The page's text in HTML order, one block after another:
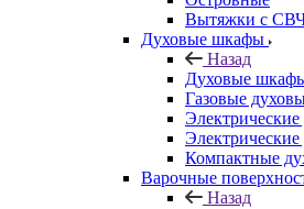
Вытяжки с
Духовые шкафы
Назад
Духовые
Газовые
Компактные
Варочные
Назад